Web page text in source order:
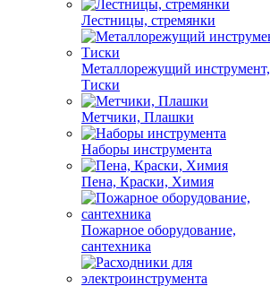
Лестницы, стремянки
Металлорежущий инструмент,
Тиски
Метчики, Плашки
Наборы инструмента
Пена, Краски, Химия
Пожарное оборудование,
сантехника